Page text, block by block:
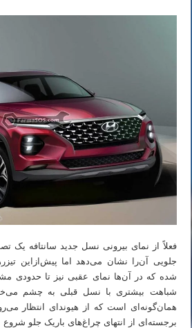
فعلاً از نمای بیرونی نسل جدید سانتافه
جلویی آن‌را نشان می‌دهد اما پیش‌ازاین
شده که در آن‌ها نمای عقبی نیز تا
شباهت بیشتری با نسل قبلی به چشم
همان‌گونه‌ای است که از هیوندای انتظار
برجسته‌ای از انتهای چراغ‌های باریک جلو